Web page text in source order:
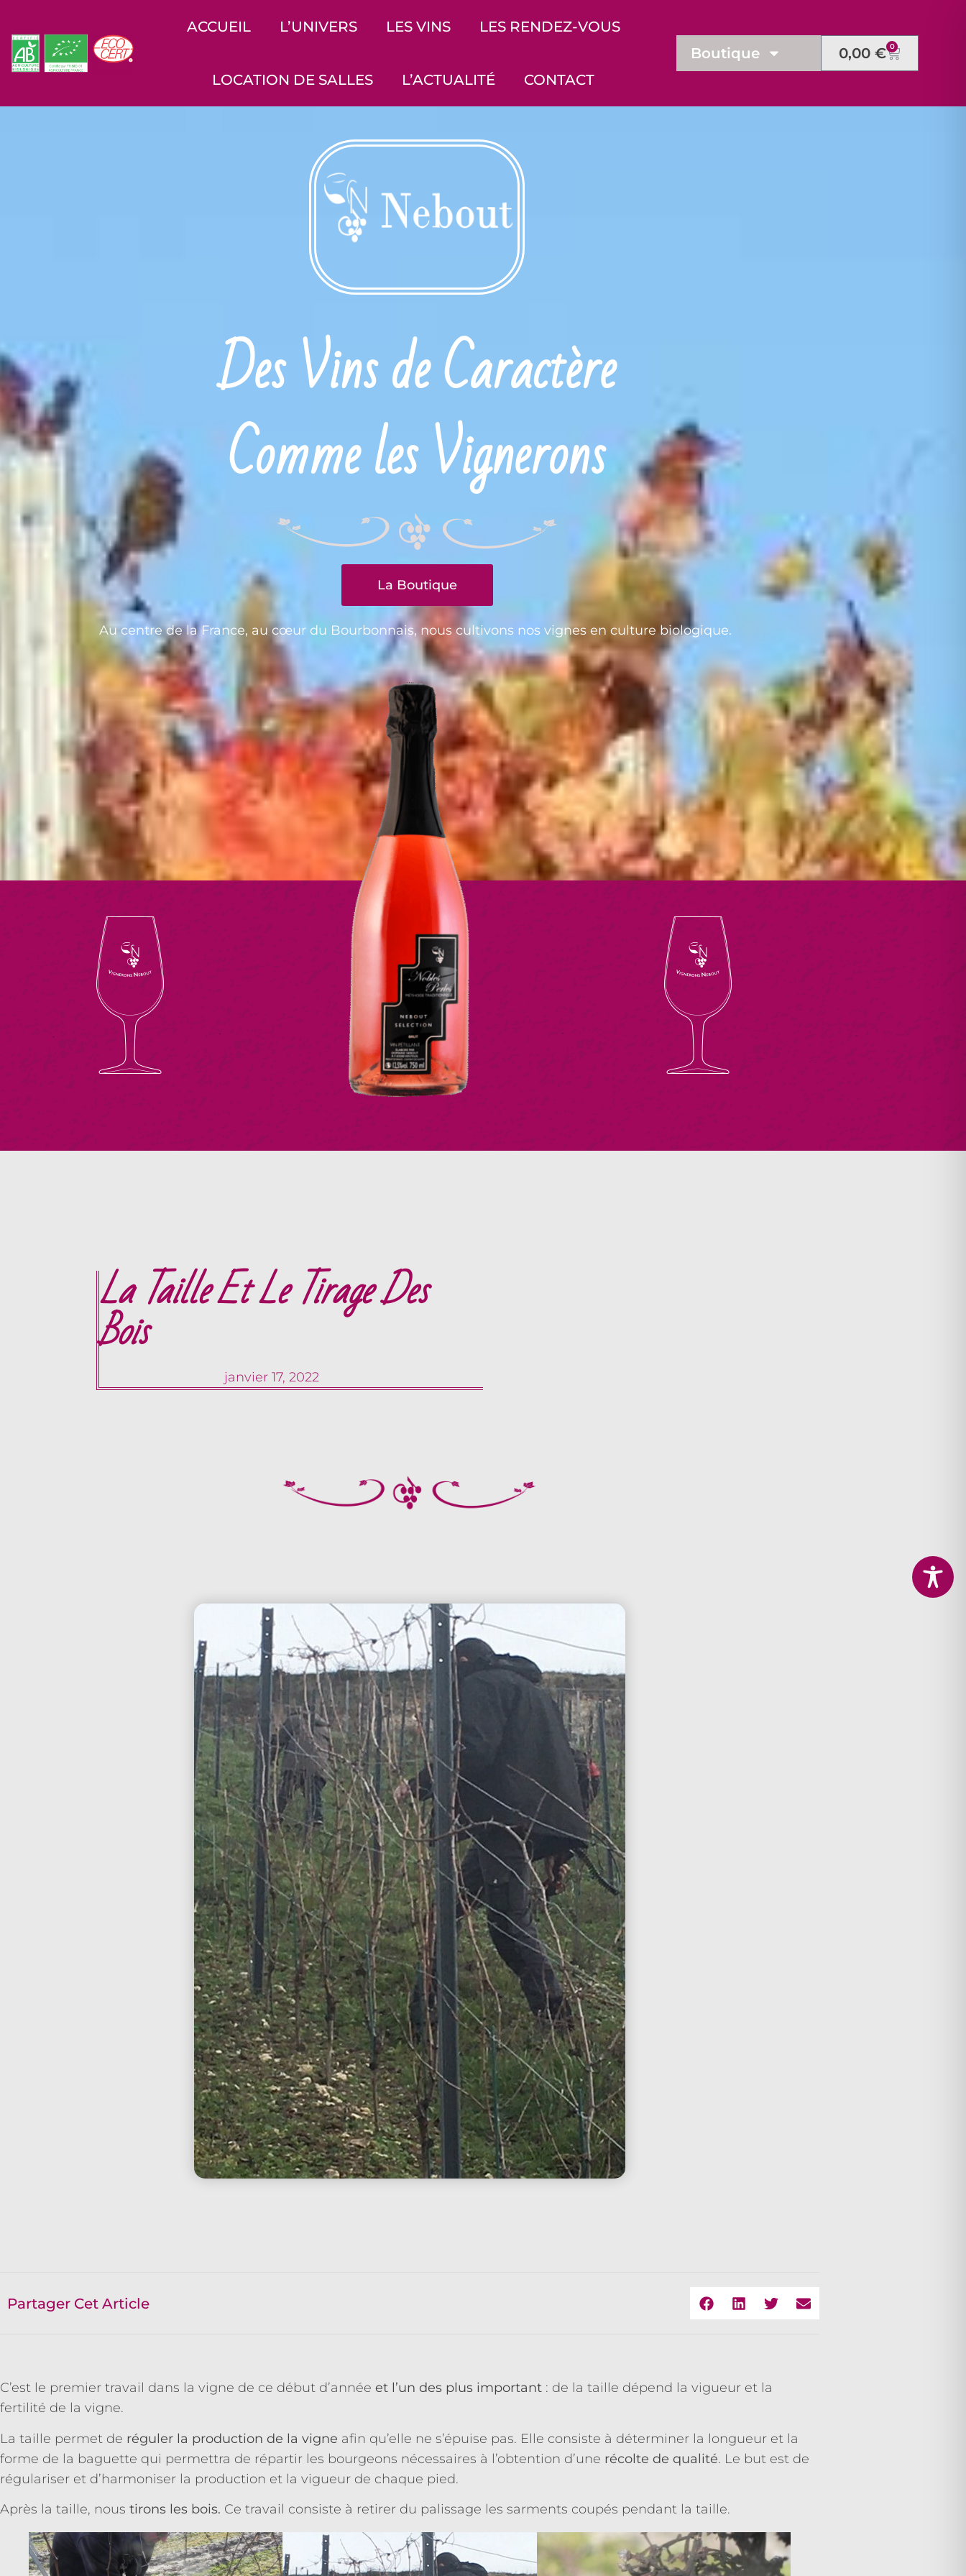
ACCUEIL L’UNIVERS LES VINS LES RENDEZ-VOUS
LOCATION DE SALLES L’ACTUALITÉ CONTACT
Boutique 0,00€ 0
Des Vins de Caractère
Comme les Vignerons
La Boutique
Au centre de la France, au cœur du Bourbonnais, nous cultivons nos vignes en culture biologique.
La Taille Et Le Tirage Des
Bois
janvier 17, 2022
Partager Cet Article
C’est le premier travail dans la vigne de ce début d’année et l’un des plus important : de la taille dépend la vigueur et la
fertilité de la vigne.
La taille permet de réguler la production de la vigne afin qu’elle ne s’épuise pas. Elle consiste à déterminer la longueur et la
forme de la baguette qui permettra de répartir les bourgeons nécessaires à l’obtention d’une récolte de qualité. Le but est de
régulariser et d’harmoniser la production et la vigueur de chaque pied.
Après la taille, nous tirons les bois. Ce travail consiste à retirer du palissage les sarments coupés pendant la taille.